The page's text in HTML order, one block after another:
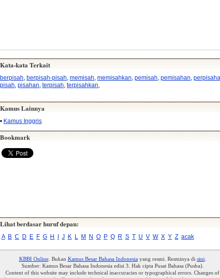
Kata-kata Terkait
berpisah berpisah-pisah memisah memisahkan pemisah pemisahan
pisah pisahan terpisah terpisahkan
Kamus Lainnya
• Kamus Inggris
Bookmark
Lihat berdasar huruf depan:
A B C D E F G H J K L M N O P Q R S T U V W X Y Z acak
KBBI Online. Bukan Kamus Besar Bahasa Indonesiayang resmi. Resminya di sini
Sumber: Kamus Besar Bahasa Indonesia edisi 3. Hak cipta Pusat Bahasa (Pusba).
Content of this website may include technical inaccuracies or typographical errors. Changes of